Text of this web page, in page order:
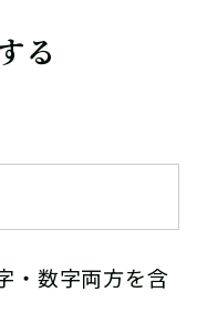
る
・数字両方を含